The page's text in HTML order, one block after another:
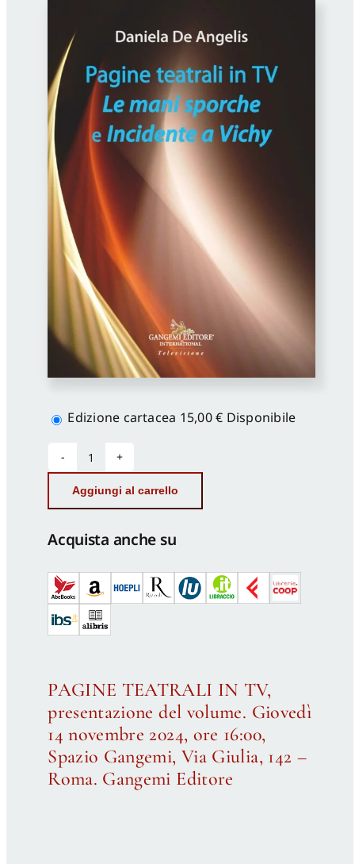
Proposte di pubblicazione
Gangemi Editore
Newsletter
la
Edizione cartacea 15,00 € Disponibile
Pagine
in
TV
quantità
Aggiungi al carrello
Acquista anche su
PAGINE TEATRALI IN TV,
presentazione del volume. Giovedì
14 novembre 2024, ore 16:00,
Spazio Gangemi, Via Giulia, 142 –
Roma. Gangemi Editore